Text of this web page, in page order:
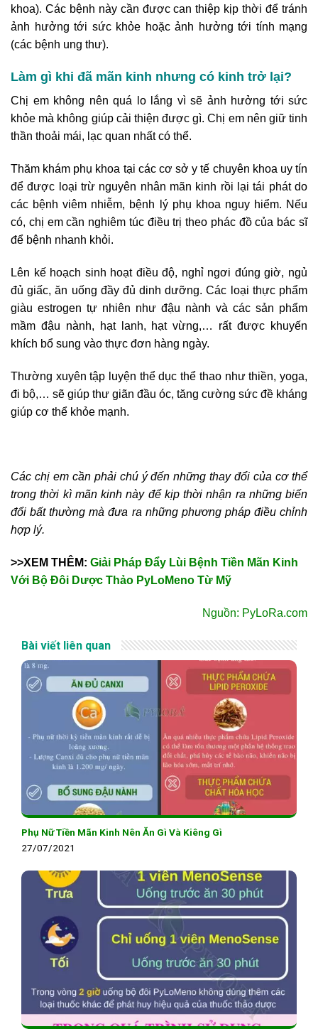
khoa). Các bệnh này cần được can thiệp kịp thời để tránh
ảnh hưởng tới sức khỏe hoặc ảnh hưởng tới tính mạng
(các bệnh ung thư).
Làm gì khi đã mãn kinh nhưng có kinh trở lại?
Chị em không nên quá lo lắng vì sẽ ảnh hưởng tới sức
khỏe mà không giúp cải thiện được gì. Chị em nên giữ tinh
thần thoải mái, lạc quan nhất có thể.
Thăm khám phụ khoa tại các cơ sở y tế chuyên khoa uy tín
để được loại trừ nguyên nhân mãn kinh rồi lại tái phát do
các bệnh viêm nhiễm, bệnh lý phụ khoa nguy hiểm. Nếu
có, chị em cần nghiêm túc điều trị theo phác đồ của bác sĩ
để bệnh nhanh khỏi.
Lên kế hoạch sinh hoạt điều độ, nghỉ ngơi đúng giờ, ngủ
đủ giấc, ăn uống đầy đủ dinh dưỡng. Các loại thực phẩm
giàu estrogen tự nhiên như đậu nành và các sản phẩm
mầm đậu nành, hạt lanh, hạt vừng,… rất được khuyến
khích bổ sung vào thực đơn hàng ngày.
Thường xuyên tập luyện thể dục thể thao như thiền, yoga,
đi bộ,… sẽ giúp thư giãn đầu óc, tăng cường sức đề kháng
giúp cơ thể khỏe mạnh.
Các chị em cần phải chú ý đến những thay đổi của cơ thể
trong thời kì mãn kinh này để kịp thời nhận ra những biến
đổi bất thường mà đưa ra những phương pháp điều chỉnh
hợp lý.
>>XEM THÊM: Giải Pháp Đẩy Lùi Bệnh Tiền Mãn Kinh
Với Bộ Đôi Dược Thảo PyLoMeno Từ Mỹ
Nguồn: PyLoRa.com
Bài viết liên quan
Phụ Nữ Tiền Mãn Kinh Nên Ăn Gì Và Kiêng Gì
27/07/2021